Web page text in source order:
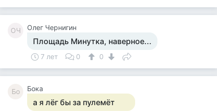
ОЧ Олег Чернигин
Площадь Минутка, наверное...
7 лет 0 0
Бо Бока
а я лёг бы за пулемёт